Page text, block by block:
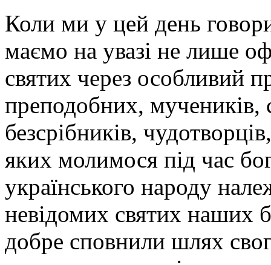
Коли ми у цей день
маємо на увазі не лише
святих через особливий
преподобних, мучеників,
безсрібників,
яких молимося під час
українського народу
невідомих святих наших
добре сповнили шлях